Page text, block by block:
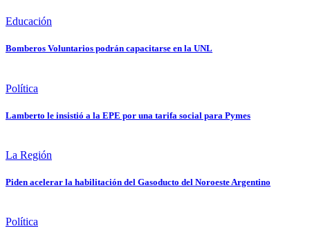
Educación
Bomberos Voluntarios podrán capacitarse en la UNL
Política
Lamberto le insistió a la EPE por una tarifa social para Pymes
La Región
Piden acelerar la habilitación del Gasoducto del Noroeste Argentino
Política